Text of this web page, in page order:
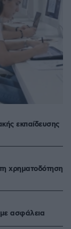
εκπαίδευσης
χρηματοδότηση
ασφάλεια